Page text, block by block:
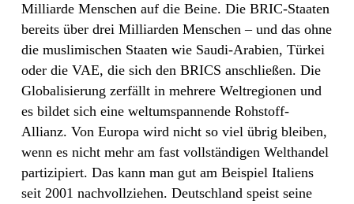
Milliarde Menschen auf die Beine. Die BRIC-Staaten
bereits über drei Milliarden Menschen – und das ohne
die muslimischen Staaten wie Saudi-Arabien, Türkei
oder die VAE, die sich den BRICS anschließen. Die
Globalisierung zerfällt in mehrere Weltregionen und
es bildet sich eine weltumspannende Rohstoff-
Allianz. Von Europa wird nicht so viel übrig bleiben,
wenn es nicht mehr am fast vollständigen Welthandel
partizipiert. Das kann man gut am Beispiel Italiens
seit 2001 nachvollziehen. Deutschland speist seine